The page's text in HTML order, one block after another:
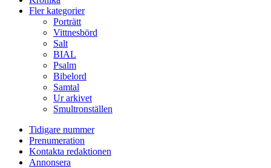
Fler kategorier
Porträtt
Vittnesbörd
Salt
BIAL
Psalm
Bibelord
Samtal
Ur arkivet
Smultronställen
Tidigare nummer
Prenumeration
Kontakta redaktionen
Annonsera